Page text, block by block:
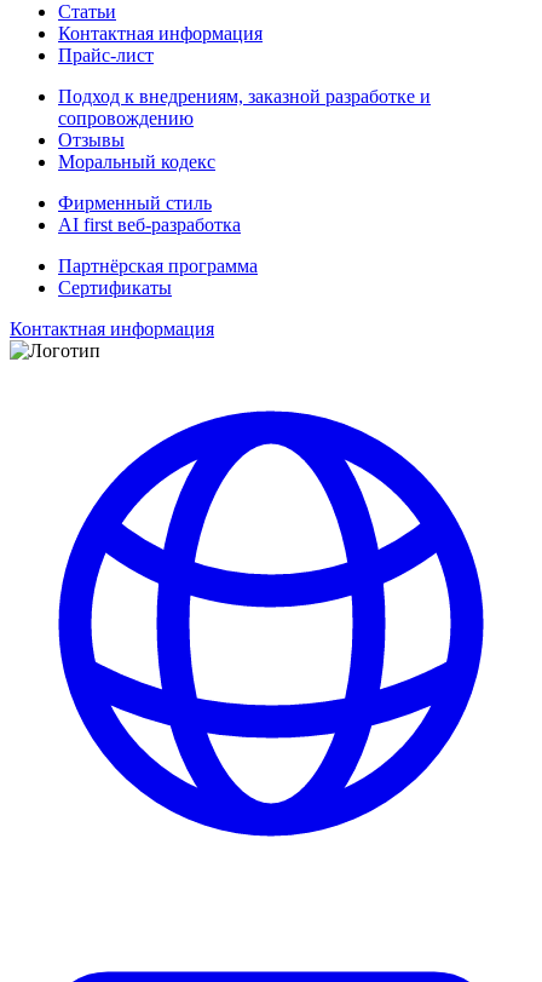
Статьи
Контактная информация
Прайс-лист
Подход к внедрениям, заказной разработке и
сопровождению
Отзывы
Моральный кодекс
Фирменный стиль
AI first веб-разработка
Партнёрская программа
Сертификаты
Контактная информация